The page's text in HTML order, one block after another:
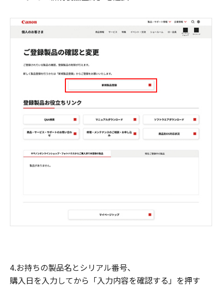
4.お持ちの製品名とシリアル番号、
購入日を入力してから「入力内容を確認する」を押す